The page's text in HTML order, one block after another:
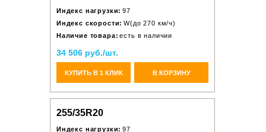
Индекс нагрузки: 97
Индекс скорости: W(до 270 км/ч)
Наличие товара: есть в наличии
34 506 руб./шт.
КУПИТЬ В 1 КЛИК В КОРЗИНУ
255/35R20
Индекс нагрузки: 97